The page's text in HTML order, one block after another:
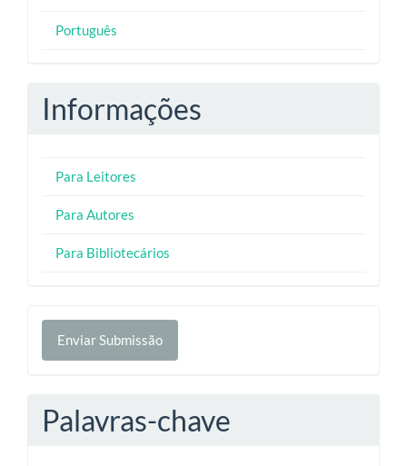
Português
Informações
Para Leitores
Para Autores
Para Bibliotecários
Enviar
Submissão
Enviar Submissão
Palavras-chave